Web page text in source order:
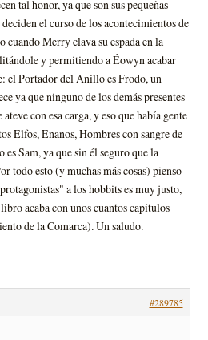
tal honor, ya que son sus pequeñas
el curso de los acontecimientos de
Merry clava su espada en la
y permitiendo a Éowyn acabar
el Portador del Anillo es Frodo, un
ya que ninguno de los demás presentes
con esa carga, y eso que habí­a gente
Elfos, Enanos, Hombres con sangre de
Sam, ya que sin él seguro que la
todo esto (y muchas más cosas) pienso
a los hobbits es muy justo,
acaba con unos cuantos capí­tulos
de la Comarca). Un saludo.
#289785